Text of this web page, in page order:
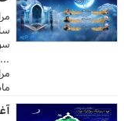
ساعت